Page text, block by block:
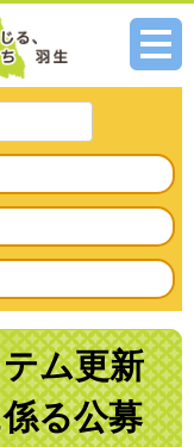
メニ
ム更新
る公募